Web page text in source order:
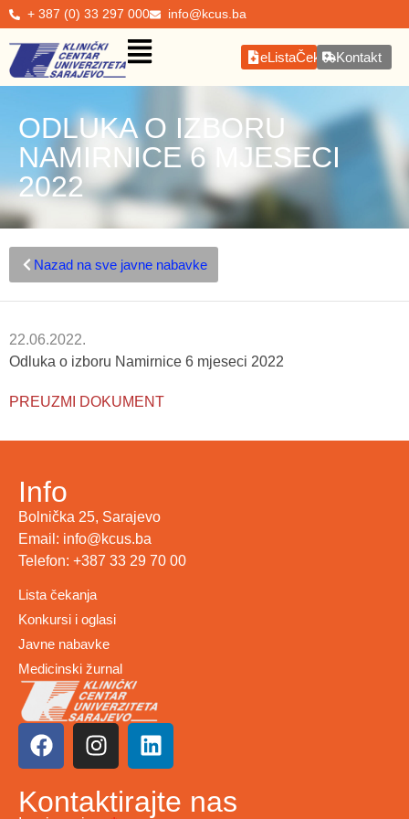
+ 387 (0) 33 297 000 info@kcus.ba
eListaČekanjaKontakt
ODLUKA O IZBORU
NAMIRNICE 6 MJESECI
2022
Nazad na sve javne nabavke
22.06.2022.
Odluka o izboru Namirnice 6 mjeseci 2022
PREUZMI DOKUMENT
Info
Bolnička 25, Sarajevo
Email: info@kcus.ba
Telefon: +387 33 29 70 00
Lista čekanja
Konkursi i oglasi
Javne nabavke
Medicinski žurnal
Kontaktirajte nas